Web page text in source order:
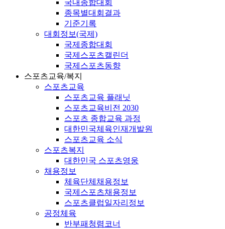
국내종합대회
종목별대회결과
기준기록
대회정보(국제)
국제종합대회
국제스포츠캘린더
국제스포츠동향
스포츠교육/복지
스포츠교육
스포츠교육 플래닛
스포츠교육비전 2030
스포츠 종합교육 과정
대한민국체육인재개발원
스포츠교육 소식
스포츠복지
대한민국 스포츠영웅
채용정보
체육단체채용정보
국제스포츠채용정보
스포츠클럽일자리정보
공정체육
반부패청렴코너